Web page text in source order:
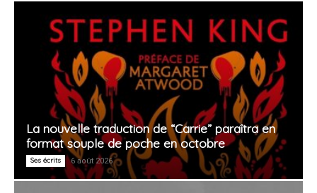
La nouvelle traduction de “Carrie” paraîtra en
format souple de poche en octobre
Ses écrits 6 août 2026